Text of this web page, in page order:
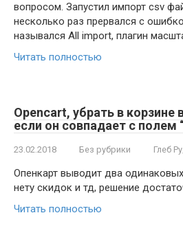
вопросом. Запустил импорт csv
несколько раз прервался с
назывался All import, плагин
Читать полностью
Opencart, убрать в корзине
если он совпадает с полем
23.02.2018 Без рубрики Глеб
Опенкарт выводит два
нету скидок и тд, решение
Читать полностью